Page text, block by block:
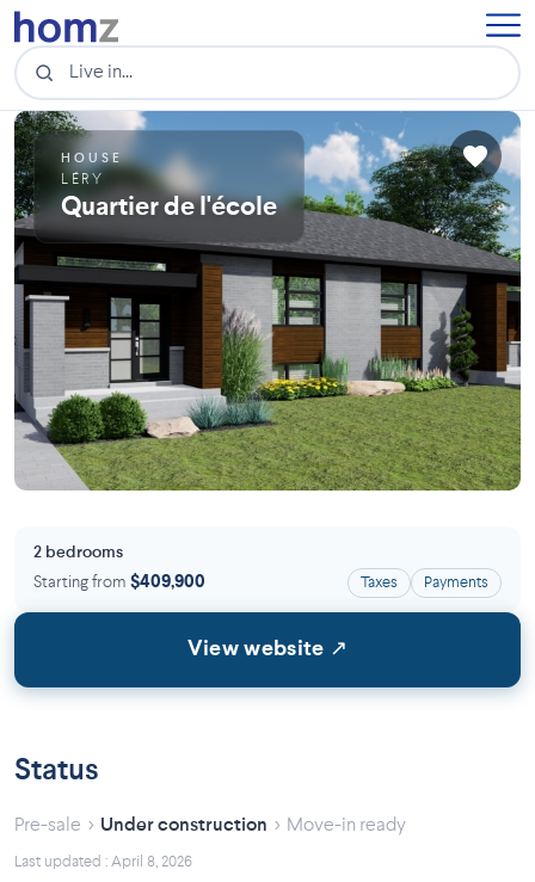
HOUSE
LÉRY
Quartier de l'école
2 bedrooms
Starting from $409,900 Taxes Payments
View website ↗
Status
Pre-sale › Under construction › Move-in ready
Last updated : April 8, 2026